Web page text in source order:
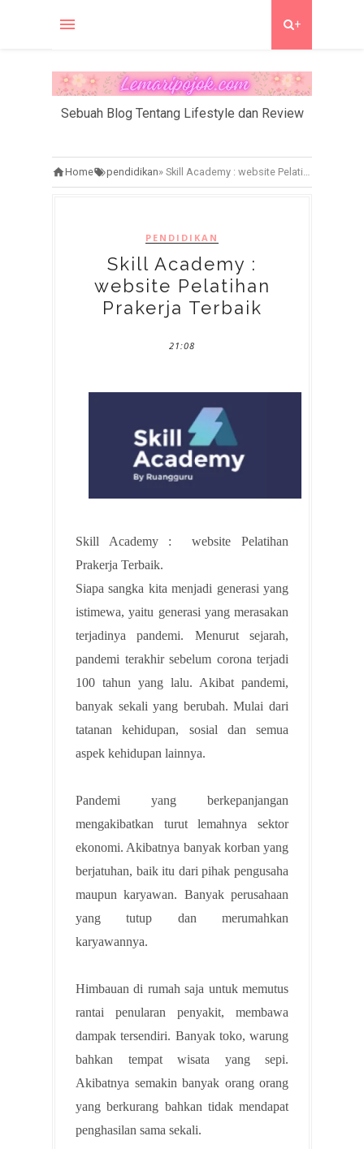
+
Sebuah Blog Tentang Lifestyle dan Review
Home pendidikan» Skill Academy : website Pelatihan Prakerja Terbaik
PENDIDIKAN
Skill Academy :
website Pelatihan
Prakerja Terbaik
21:08
Skill Academy : website Pelatihan
Prakerja Terbaik.
Siapa sangka kita menjadi generasi yang
istimewa, yaitu generasi yang merasakan
terjadinya pandemi. Menurut sejarah,
pandemi terakhir sebelum corona terjadi
100 tahun yang lalu. Akibat pandemi,
banyak sekali yang berubah. Mulai dari
tatanan kehidupan, sosial dan semua
aspek kehidupan lainnya.
Pandemi yang berkepanjangan
mengakibatkan turut lemahnya sektor
ekonomi. Akibatnya banyak korban yang
berjatuhan, baik itu dari pihak pengusaha
maupun karyawan. Banyak perusahaan
yang tutup dan merumahkan
karyawannya.
Himbauan di rumah saja untuk memutus
rantai penularan penyakit, membawa
dampak tersendiri. Banyak toko, warung
bahkan tempat wisata yang sepi.
Akibatnya semakin banyak orang orang
yang berkurang bahkan tidak mendapat
penghasilan sama sekali.